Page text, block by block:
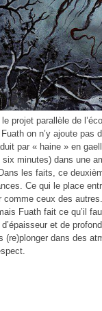
le projet parallèle de
on n’y ajoute pas
par « haine » en
minutes) dans une
les faits, ce
Ce qui le place
comme ceux des
Fuath fait ce qu’il
d’épaisseur et de
(re)plonger dans des